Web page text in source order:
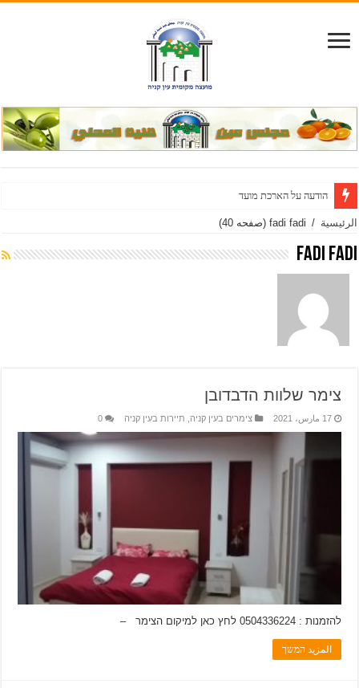
הודעה על הארכת מועד להגשת הצעות והוספת דרישות במכרז
الرئيسية /
fadi fadi (صفحه 40)
fadi fadi
צימר שלוות הדבדובן
17 مارس، 2021 צימרים בעין קניה תיירות בעין קניה 0
להזמנות : 0504336224 לחץ כאן למיקום הצימר –
المزيد המשך